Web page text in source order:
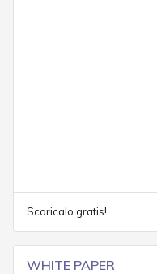
Scaricalo gratis!
WHITE PAPER